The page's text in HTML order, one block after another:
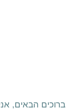
ברוכים הבאים,